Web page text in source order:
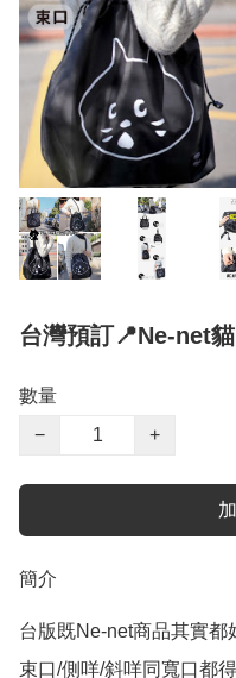
台灣預訂📍Ne-net
數量
−
+
簡介
台版既Ne-net商品其實都
束口/側咩/斜咩同寬口都